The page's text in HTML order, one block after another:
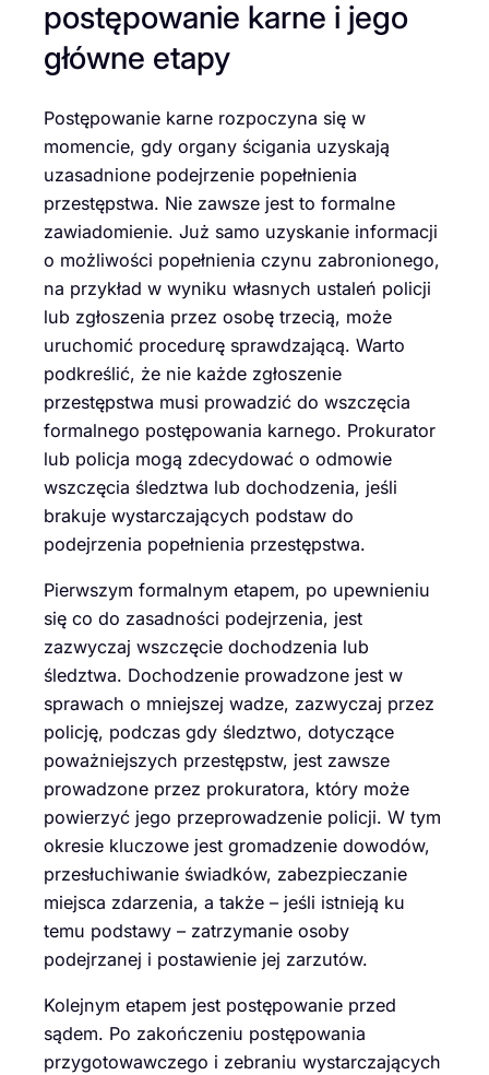
postępowanie karne i jego
główne etapy
Postępowanie karne rozpoczyna się w
momencie, gdy organy ścigania uzyskają
uzasadnione podejrzenie popełnienia
przestępstwa. Nie zawsze jest to formalne
zawiadomienie. Już samo uzyskanie informacji
o możliwości popełnienia czynu zabronionego,
na przykład w wyniku własnych ustaleń policji
lub zgłoszenia przez osobę trzecią, może
uruchomić procedurę sprawdzającą. Warto
podkreślić, że nie każde zgłoszenie
przestępstwa musi prowadzić do wszczęcia
formalnego postępowania karnego. Prokurator
lub policja mogą zdecydować o odmowie
wszczęcia śledztwa lub dochodzenia, jeśli
brakuje wystarczających podstaw do
podejrzenia popełnienia przestępstwa.
Pierwszym formalnym etapem, po upewnieniu
się co do zasadności podejrzenia, jest
zazwyczaj wszczęcie dochodzenia lub
śledztwa. Dochodzenie prowadzone jest w
sprawach o mniejszej wadze, zazwyczaj przez
policję, podczas gdy śledztwo, dotyczące
poważniejszych przestępstw, jest zawsze
prowadzone przez prokuratora, który może
powierzyć jego przeprowadzenie policji. W tym
okresie kluczowe jest gromadzenie dowodów,
przesłuchiwanie świadków, zabezpieczanie
miejsca zdarzenia, a także – jeśli istnieją ku
temu podstawy – zatrzymanie osoby
podejrzanej i postawienie jej zarzutów.
Kolejnym etapem jest postępowanie przed
sądem. Po zakończeniu postępowania
przygotowawczego i zebraniu wystarczających